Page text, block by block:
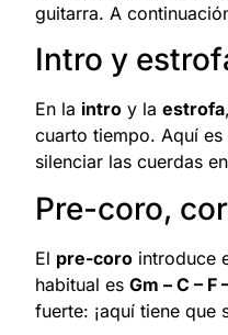
guitarra. A
Intro y
En la intro y la estrofa
cuarto tiempo. Aquí
silenciar las cuerdas
Pre-coro,
El pre-coro introduce
habitual es Gm – C – F
fuerte: ¡aquí tiene que